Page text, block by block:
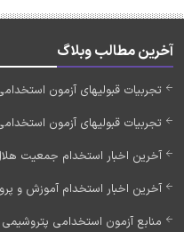
آخرین مطالب وبلاگ
تجربیات قبولیهای آزمون
تجربیات قبولیهای آزمون
آخرین اخبار استخدام جمعیت هلال احمر 1405
آخرین اخبار استخدام آموزش و پرورش 1405 (به
منابع آزمون استخدامی پتروشیمی